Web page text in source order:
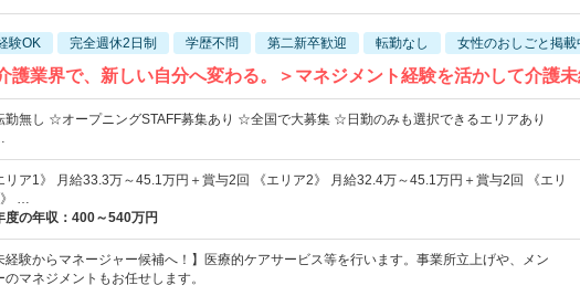
験OK 完全週休2日制 学歴不問 第二新卒歓迎 転勤なし 女性のおしごと掲載
護業界で、新しい自分へ変わる。＞マネジメント経験を活かして介護
無し ☆オープニングSTAFF募集あり ☆全国で大募集 ☆日勤のみも選択できるエリアあり
リア1》 月給33.3万～45.1万円＋賞与2回 《エリア2》 月給32.4万～45.1万円＋賞与2回 《エリ
…
度の年収： 400～540万円
経験からマネージャー候補へ！】医療的ケアサービス等を行います。事業所立上げや、メン
のマネジメントもお任せします。